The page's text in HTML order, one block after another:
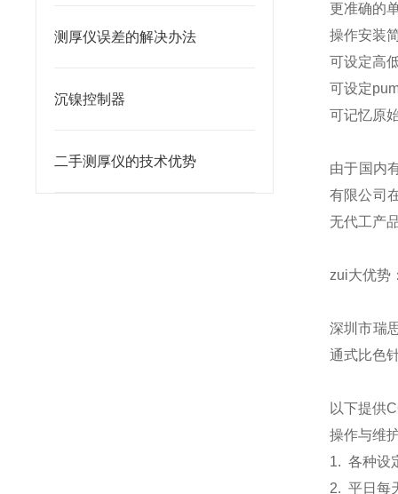
测厚仪误差的解决办法
沉镍控制器
二手测厚仪的技术优势
更准确的
操作安装
可设定高
可设定
可记忆原
由于国内
有限公司
无代工产
zui大优势
深圳市瑞
通式比色
以下提供
操作与维
1. 各种设
2. 平日每